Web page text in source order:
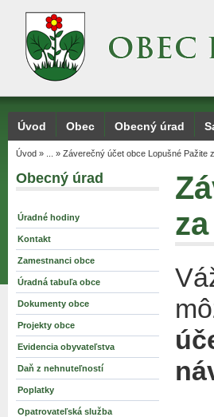
Úvod Obec Obecný úrad
Úvod » » Záverečný účet obce Lopušné Pažite
Obecný úrad
Úradné hodiny
Kontakt
Zamestnanci obce
Úradná tabuľa obce
Dokumenty obce
Projekty obce
Evidencia obyvateľstva
Daň z nehnuteľností
Poplatky
Opatrovateľská služba